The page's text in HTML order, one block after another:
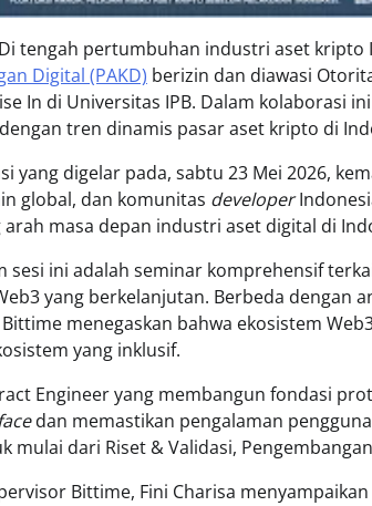
Di tengah pertumbuhan industri aset
Digital (PAKD) berizin dan diawasi
In di Universitas IPB. Dalam kolaborasi
tren dinamis pasar aset kripto di
yang digelar pada, sabtu 23 Mei 2026,
global, dan komunitas developer
masa depan industri aset digital di
sesi ini adalah seminar komprehensif
yang berkelanjutan. Berbeda dengan
menegaskan bahwa ekosistem
yang inklusif.
Engineer yang membangun fondasi
dan memastikan pengalaman
mulai dari Riset & Validasi,
Bittime, Fini Charisa